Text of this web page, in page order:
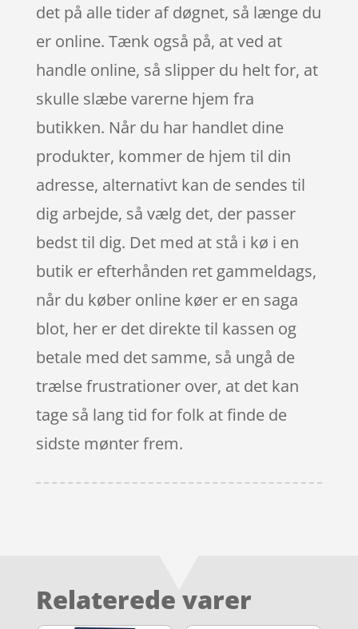
det på alle tider af døgnet, så længe du
er online. Tænk også på, at ved at
handle online, så slipper du helt for, at
skulle slæbe varerne hjem fra
butikken. Når du har handlet dine
produkter, kommer de hjem til din
adresse, alternativt kan de sendes til
dig arbejde, så vælg det, der passer
bedst til dig. Det med at stå i kø i en
butik er efterhånden ret gammeldags,
når du køber online køer er en saga
blot, her er det direkte til kassen og
betale med det samme, så ungå de
trælse frustrationer over, at det kan
tage så lang tid for folk at finde de
sidste mønter frem.
Relaterede varer